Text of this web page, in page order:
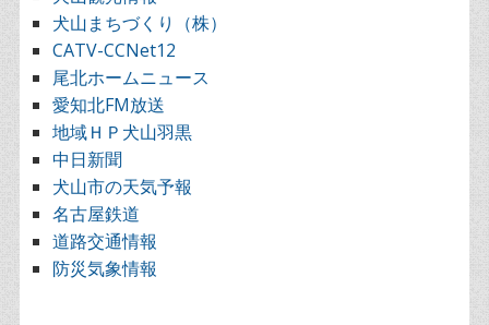
犬山まちづくり（株）
CATV-CCNet12
尾北ホームニュース
愛知北FM放送
地域ＨＰ犬山羽黒
中日新聞
犬山市の天気予報
名古屋鉄道
道路交通情報
防災気象情報